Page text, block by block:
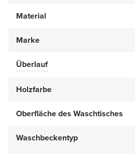
Material
Marke
Überlauf
Holzfarbe
Oberfläche des Waschtisches
Waschbeckentyp